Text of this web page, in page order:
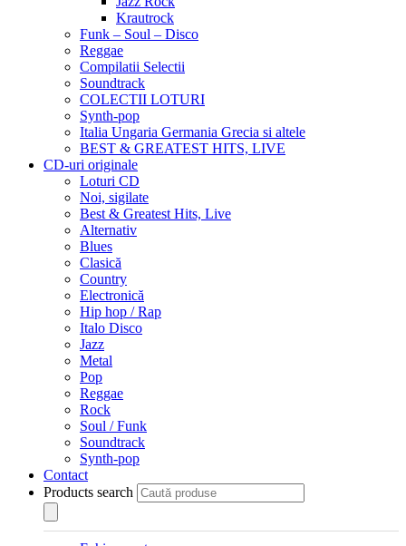
Krautrock
Funk – Soul – Disco
Reggae
Compilatii Selectii
Soundtrack
COLECTII LOTURI
Synth-pop
Italia Ungaria Germania Grecia si altele
BEST & GREATEST HITS, LIVE
CD-uri originale
Loturi CD
Noi, sigilate
Best & Greatest Hits, Live
Alternativ
Blues
Clasică
Country
Electronică
Hip hop / Rap
Italo Disco
Jazz
Metal
Pop
Reggae
Rock
Soul / Funk
Soundtrack
Synth-pop
Contact
Products search